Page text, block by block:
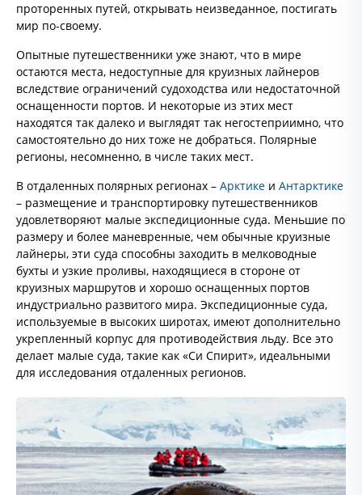
проторенных путей, открывать неизведанное, постигать
мир по-своему.
Опытные путешественники уже знают, что в мире
остаются места, недоступные для круизных лайнеров
вследствие ограничений судоходства или недостаточной
оснащенности портов. И некоторые из этих мест
находятся так далеко и выглядят так негостеприимно, что
самостоятельно до них тоже не добраться. Полярные
регионы, несомненно, в числе таких мест.
В отдаленных полярных регионах – Арктике и Антарктике
– размещение и транспортировку путешественников
удовлетворяют малые экспедиционные суда. Меньшие по
размеру и более маневренные, чем обычные круизные
лайнеры, эти суда способны заходить в мелководные
бухты и узкие проливы, находящиеся в стороне от
круизных маршрутов и хорошо оснащенных портов
индустриально развитого мира. Экспедиционные суда,
используемые в высоких широтах, имеют дополнительно
укрепленный корпус для противодействия льду. Все это
делает малые суда, такие как «Си Спирит», идеальными
для исследования отдаленных регионов.